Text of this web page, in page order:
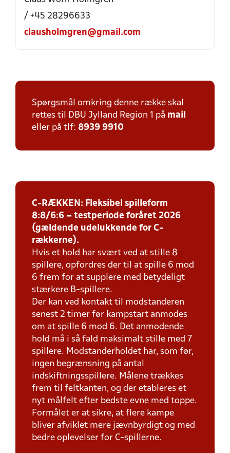
/ +45 28296633
clausholmgren@gmail.com
Spørgsmål omkring denne række skal
rettes til DBU Jylland Region 1 på mail
eller på tlf: 8939 9910
C-RÆKKEN: Fleksibel spilleform
8:8/6:6 – testperiode foråret 2026
(gældende udelukkende for C-
rækkerne).
Hvis et hold har svært ved at stille 8
spillere, opfordres der til at spille 6 mod
6 frem for at supplere med betydeligt
stærkere B-spillere.
Der kan ved kontakt til modstanderen
senest 2 timer før kampstart anmodes
om at spille 6 mod 6. Det anmodende
hold må i så fald maksimalt stille med 7
spillere. Modstanderholdet har, som før,
ingen begrænsning på antal
indskiftningsspillere. Målene trækkes
frem til feltkanten, og der etableres et
nyt målfelt efter bedste evne med toppe.
Formålet er at sikre, at flere kampe
bliver afviklet mere jævnbyrdigt og med
bedre oplevelser for C-spillerne.